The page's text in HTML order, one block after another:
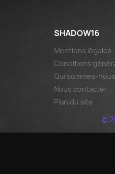
SHADOW16
Mentions légales
Conditions
Qui sommes-nous
Nous contacter
Plan du site
©